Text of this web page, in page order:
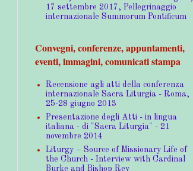
17 settembre 2017, Pellegrinaggio
internazionale Summorum Pontificum
Convegni, conferenze, appuntamenti,
eventi, immagini, comunicati stampa
Recensione agli atti della conferenza
internazionale Sacra Liturgia - Roma,
25-28 giugno 2013
Presentazione degli Atti - in lingua
italiana - di "Sacra Liturgia" - 21
novembre 2014
Liturgy – Source of Missionary Life of
the Church - Interview with Cardinal
Burke and Bishop Rey